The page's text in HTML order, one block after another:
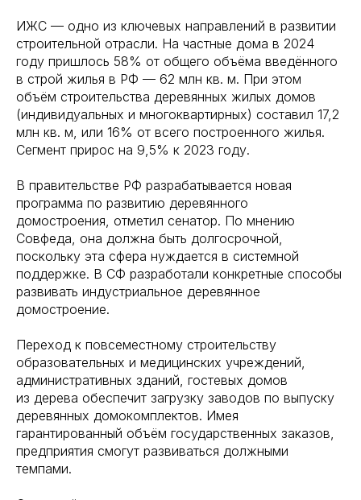
ИЖС — одно из ключевых направлений в развитии
строительной отрасли. На частные дома в 2024
году пришлось 58% от общего объёма введённого
в строй жилья в РФ — 62 млн кв. м. При этом
объём строительства деревянных жилых домов
(индивидуальных и многоквартирных) составил 17,2
млн кв. м, или 16% от всего построенного жилья.
Сегмент прирос на 9,5% к 2023 году.
В правительстве РФ разрабатывается новая
программа по развитию деревянного
домостроения, отметил сенатор. По мнению
Совфеда, она должна быть долгосрочной,
поскольку эта сфера нуждается в системной
поддержке. В СФ разработали конкретные способы
развивать индустриальное деревянное
домостроение.
Переход к повсеместному строительству
образовательных и медицинских учреждений,
административных зданий, гостевых домов
из дерева обеспечит загрузку заводов по выпуску
деревянных домокомплектов. Имея
гарантированный объём государственных заказов,
предприятия смогут развиваться должными
темпами.